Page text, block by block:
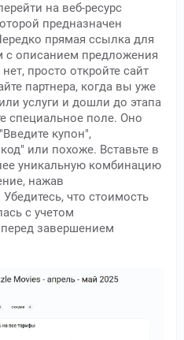
на веб-ресурс
предназначен
прямая ссылка для
с описанием предложения
просто откройте сайт
партнера, когда вы уже
услуги и дошли до этапа
специальное поле. Оно
купон",
или похоже. Вставьте в
уникальную комбинацию
нажав
что стоимость
с учетом
завершением